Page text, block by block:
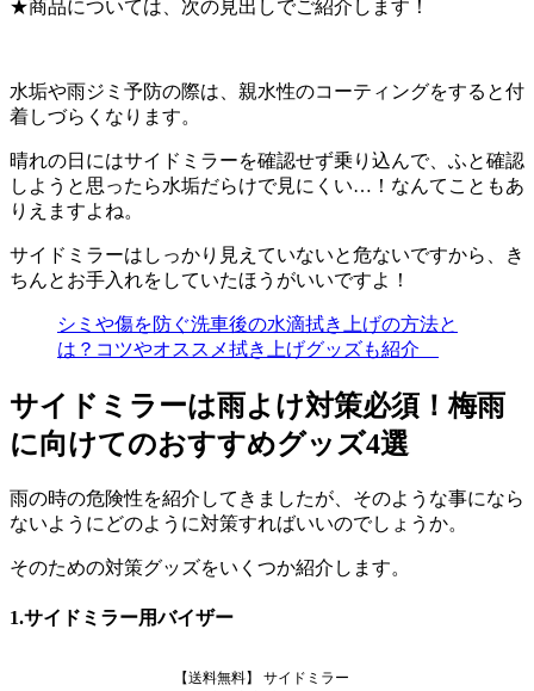
★商品については、次の見出しでご紹介します！
水垢や雨ジミ予防の際は、親水性のコーティングをすると付
着しづらくなります。
晴れの日にはサイドミラーを確認せず乗り込んで、ふと確認
しようと思ったら水垢だらけで見にくい…！なんてこともあ
りえますよね。
サイドミラーはしっかり見えていないと危ないですから、き
ちんとお手入れをしていたほうがいいですよ！
シミや傷を防ぐ洗車後の水滴拭き上げの方法と
は？コツやオススメ拭き上げグッズも紹介
サイドミラーは雨よけ対策必須！梅雨
に向けてのおすすめグッズ4選
雨の時の危険性を紹介してきましたが、そのような事になら
ないようにどのように対策すればいいのでしょうか。
そのための対策グッズをいくつか紹介します。
1.サイドミラー用バイザー
【送料無料】 サイドミラー